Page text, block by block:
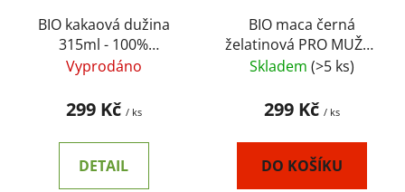
BIO kakaová dužina
315ml - 100%
farmářská - kakaový
Vyprodáno
299 Kč / ks
DETAIL
BIO maca černá
želatinová PRO MUŽE -
prášek 200gr -
endokrinní a
PERU
Skladem (>5 ks)
299 Kč / ks
DO KOŠÍKU